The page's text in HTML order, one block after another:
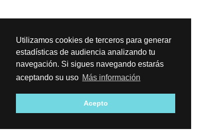
Utilizamos cookies de terceros para generar
estadísticas de audiencia analizando tu
navegación. Si sigues navegando estarás
aceptando su uso Más información
Acepto